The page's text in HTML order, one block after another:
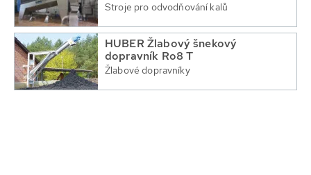
Stroje pro odvodňování kalů
HUBER Žlabový šnekový
dopravník Ro8 T
Žlabové dopravníky